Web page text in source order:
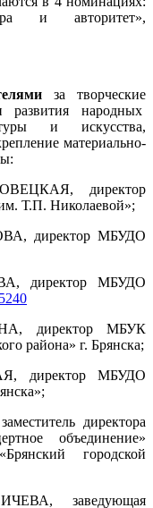
и авторитет»,
за творческие
народных
и искусства,
материально-
директор
Т.П. Николаевой»;
директор МБУДО
директор МБУДО
директор МБУК
района» г. Брянска;
директор МБУДО
директора
объединение»
городской
заведующая